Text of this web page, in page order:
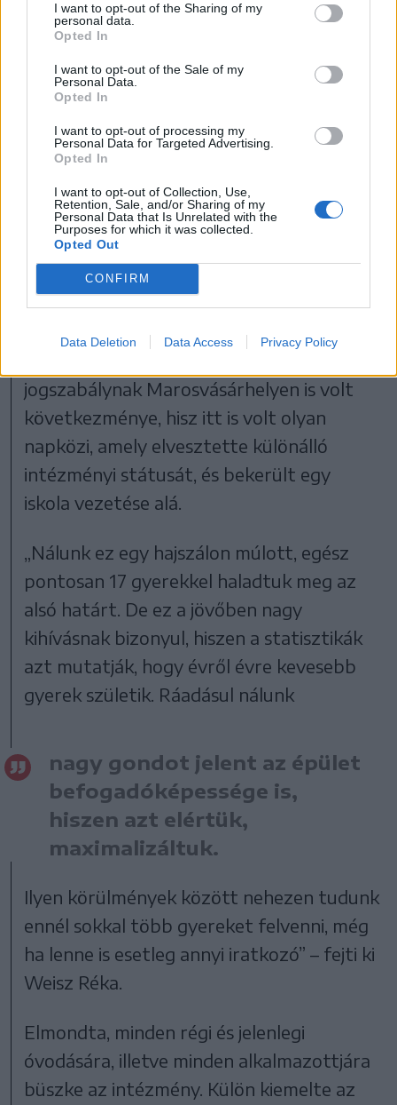
I want to opt-out of the Sharing of my
personal data.
Opted In
I want to opt-out of the Sale of my
Personal Data.
Opted In
I want to opt-out of processing my
Personal Data for Targeted Advertising.
Opted In
I want to opt-out of Collection, Use,
Retention, Sale, and/or Sharing of my
Personal Data that Is Unrelated with the
Purposes for which it was collected.
Opted Out
CONFIRM
Data Deletion Data Access Privacy Policy
Stefániások a hatvanas években
FOTÓ: HAÁZ KATALIN SZEMÉLYES ARCHÍVUMA
jogszabálynak Marosvásárhelyen is volt
következménye, hisz itt is volt olyan
napközi, amely elvesztette különálló
intézményi státusát, és bekerült egy
iskola vezetése alá.
„Nálunk ez egy hajszálon múlott, egész
pontosan 17 gyerekkel haladtuk meg az
alsó határt. De ez a jövőben nagy
kihívásnak bizonyul, hiszen a statisztikák
azt mutatják, hogy évről évre kevesebb
gyerek születik. Ráadásul nálunk
nagy gondot jelent az épület
befogadóképessége is,
hiszen azt elértük,
maximalizáltuk.
Ilyen körülmények között nehezen tudunk
ennél sokkal több gyereket felvenni, még
ha lenne is esetleg annyi iratkozó” – fejti ki
Weisz Réka.
Elmondta, minden régi és jelenlegi
óvodására, illetve minden alkalmazottjára
büszke az intézmény. Külön kiemelte az